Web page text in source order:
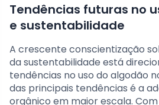
Tendências futuras no
e sustentabilidade
A crescente conscientização
da sustentabilidade está
tendências no uso do algodão
das principais tendências é a
orgânico em maior escala.